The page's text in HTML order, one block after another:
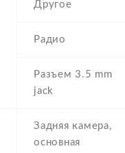
Другое
Радио
Разъем 3.5 mm
jack
Задняя камера,
основная